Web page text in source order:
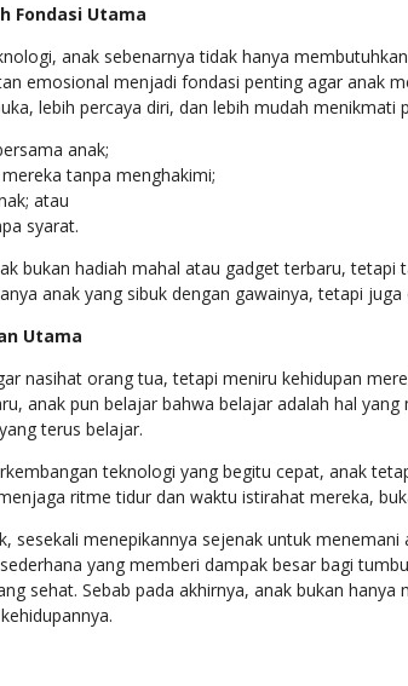
Fondasi Utama
anak sebenarnya tidak hanya
emosional menjadi fondasi penting agar anak
lebih percaya diri, dan lebih mudah menikmati
anak;
tanpa menghakimi;
atau
syarat.
bukan hadiah mahal atau gadget terbaru,
anak yang sibuk dengan gawainya, tetapi
Utama
nasihat orang tua, tetapi meniru kehidupan
anak pun belajar bahwa belajar adalah hal
terus belajar.
teknologi yang begitu cepat, anak
ritme tidur dan waktu istirahat mereka,
sesekali menepikannya sejenak untuk
yang memberi dampak besar bagi
sehat. Sebab pada akhirnya, anak bukan